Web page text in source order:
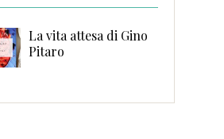
Manuale di cucina
Liverani
La vita attesa di Gino
Pitaro